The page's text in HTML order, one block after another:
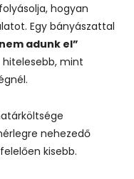
hogyan
Egy bányászattal
adunk el”
mint
nehezedő
kisebb.